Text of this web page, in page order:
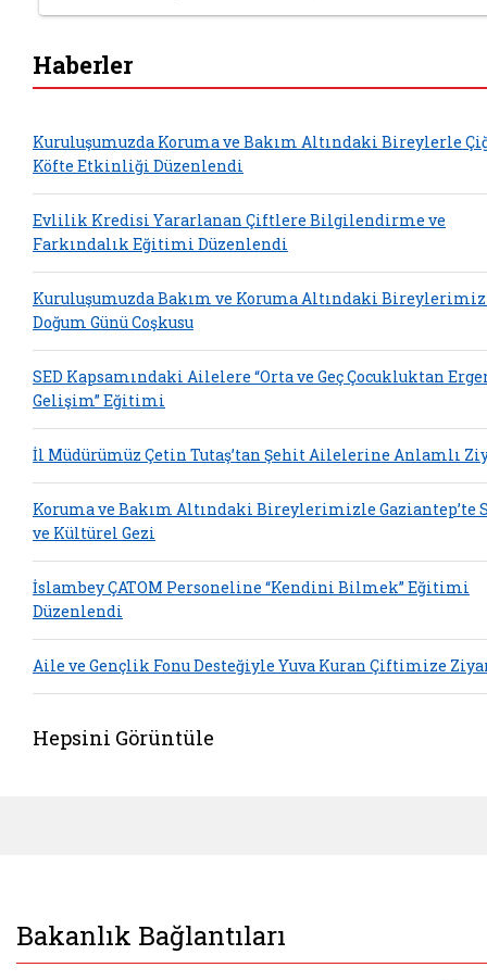
Haberler
Kuruluşumuzda Koruma ve Bakım Altındaki Bireylerle
Köfte Etkinliği Düzenlendi
Evlilik Kredisi Yararlanan Çiftlere Bilgilendirme ve
Farkındalık Eğitimi Düzenlendi
Kuruluşumuzda Bakım ve Koruma Altındaki
Doğum Günü Coşkusu
SED Kapsamındaki Ailelere “Orta ve Geç Çocukluktan
Gelişim” Eğitimi
İl Müdürümüz Çetin Tutaş’tan Şehit Ailelerine Anlamlı
Koruma ve Bakım Altındaki Bireylerimizle Gaziantep’te
ve Kültürel Gezi
İslambey ÇATOM Personeline “Kendini Bilmek” Eğitimi
Düzenlendi
Aile ve Gençlik Fonu Desteğiyle Yuva Kuran Çiftimize
Hepsini Görüntüle
Bakanlık Bağlantıları